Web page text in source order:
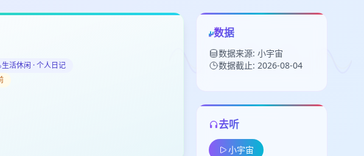
生活休闲 · 个人日记
数据
数据来源: 小宇宙
数据截止: 2026-08-04
去听
小宇宙